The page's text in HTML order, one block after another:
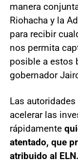
manera
Riohacha y la
para recibir
nos permita
posible a estos
gobernador
Las
acelerar las
rápidamente
atentado, que
atribuido al ELN.